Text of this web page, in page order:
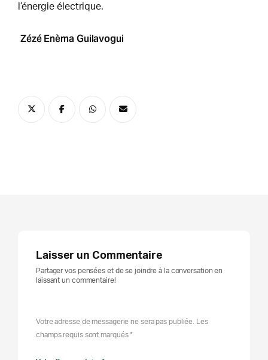
l’énergie électrique.
Zézé Enèma Guilavogui
Laisser un Commentaire
Partager vos pensées et de se joindre à la conversation en
laissant un commentaire!
Votre adresse de messagerie ne sera pas publiée. Les
champs requis sont marqués *